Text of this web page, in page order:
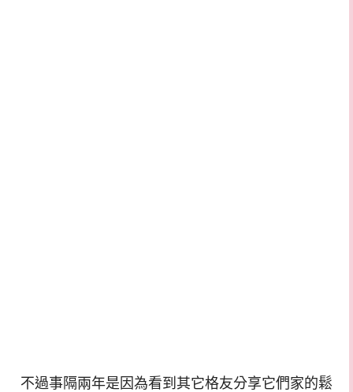
不過事隔兩年是因為看到其它格友分享它們家的鬆